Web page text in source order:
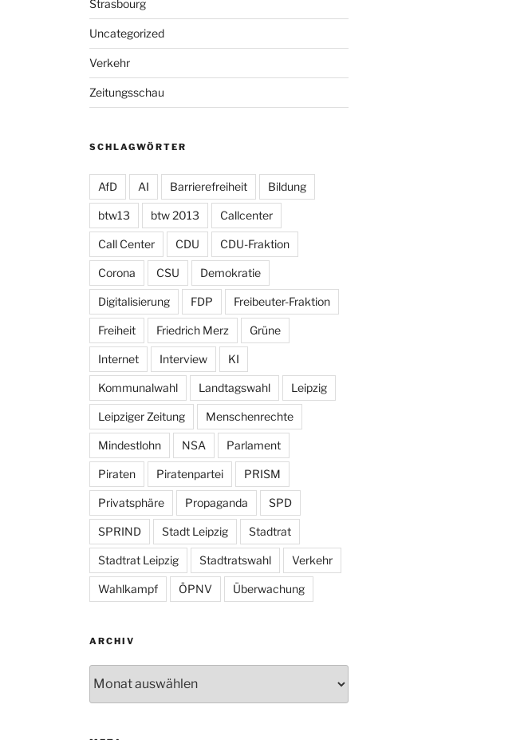
Strasbourg
Uncategorized
Verkehr
Zeitungsschau
SCHLAGWÖRTER
AfD AI Barrierefreiheit Bildung
btw13 btw 2013 Callcenter
Call Center CDU CDU-Fraktion
Corona CSU Demokratie
Digitalisierung FDP Freibeuter-Fraktion
Freiheit Friedrich Merz Grüne
Internet Interview KI
Kommunalwahl Landtagswahl Leipzig
Leipziger Zeitung Menschenrechte
Mindestlohn NSA Parlament
Piraten Piratenpartei PRISM
Privatsphäre Propaganda SPD
SPRIND Stadt Leipzig Stadtrat
Stadtrat Leipzig Stadtratswahl Verkehr
Wahlkampf ÖPNV Überwachung
ARCHIV